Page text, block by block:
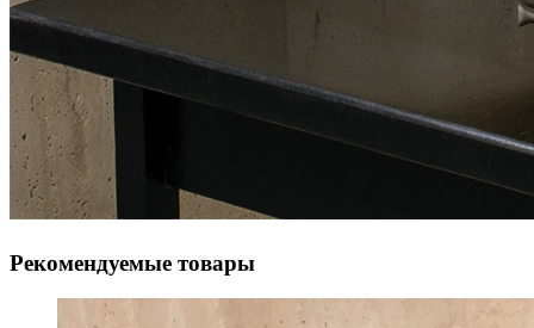
Рекомендуемые товары